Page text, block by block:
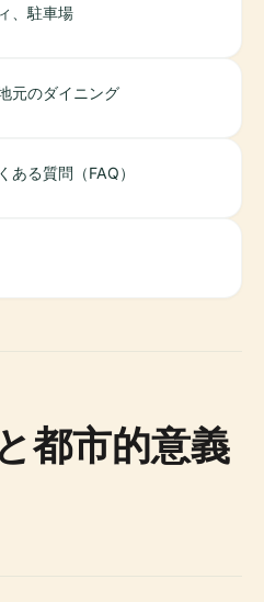
、駐車場
元のダイニング
ある質問（FAQ）
都市的意義